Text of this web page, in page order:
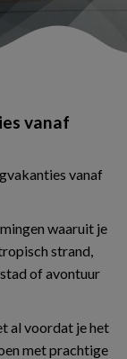
vanaf
vanaf
waaruit je
strand,
of avontuur
al voordat je het
met prachtige